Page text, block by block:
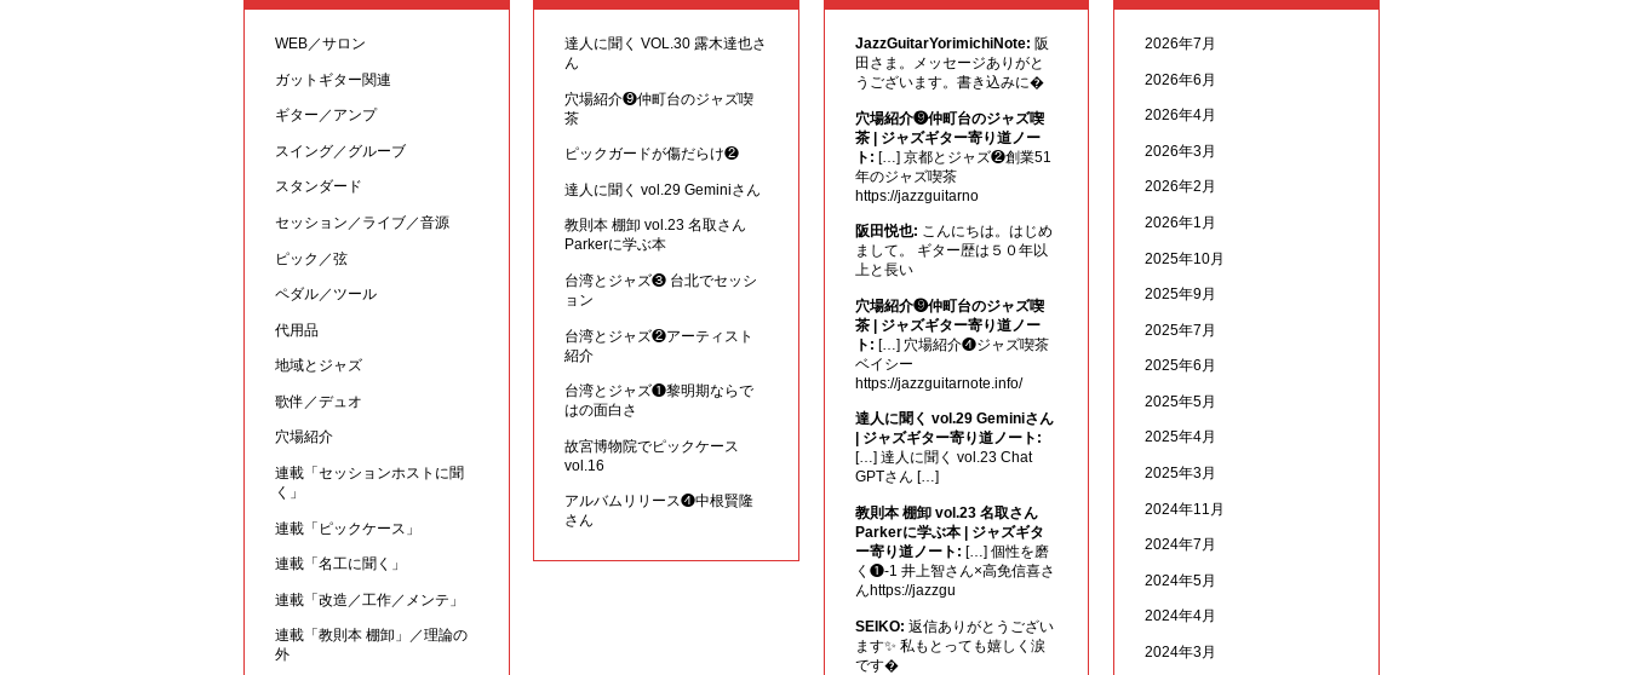
WEB／サロン
ガットギター関連
ギター／アンプ
スイング／グルーブ
スタンダード
セッション／ライブ／音源
ピック／弦
ペダル／ツール
代用品
地域とジャズ
歌伴／デュオ
穴場紹介
連載「セッションホストに聞
く」
連載「ピックケース」
連載「名工に聞く」
連載「改造／工作／メンテ」
連載「教則本 棚卸」／理論の
外
達人に聞く VOL.30 露木達也さ
ん
穴場紹介❾仲町台のジャズ喫
茶
ピックガードが傷だらけ❷
達人に聞く vol.29 Geminiさん
教則本 棚卸 vol.23 名取さん
Parkerに学ぶ本
台湾とジャズ❸ 台北でセッシ
ョン
台湾とジャズ❷アーティスト
紹介
台湾とジャズ❶黎明期ならで
はの面白さ
故宮博物院でピックケース
vol.16
アルバムリリース❹中根賢隆
さん
JazzGuitarYorimichiNote: 阪
田さま。メッセージありがと
うございます。書き込みに�
穴場紹介❾仲町台のジャズ喫
茶 | ジャズギター寄り道ノー
ト: […] 京都とジャズ❷創業51
年のジャズ喫茶
https://jazzguitarno
阪田悦也: こんにちは。はじめ
まして。 ギター歴は５０年以
上と長い
穴場紹介❾仲町台のジャズ喫
茶 | ジャズギター寄り道ノー
ト: […] 穴場紹介❹ジャズ喫茶
ベイシー
https://jazzguitarnote.info/
達人に聞く vol.29 Geminiさん
| ジャズギター寄り道ノート:
[…] 達人に聞く vol.23 Chat
GPTさん […]
教則本 棚卸 vol.23 名取さん
Parkerに学ぶ本 | ジャズギタ
ー寄り道ノート: […] 個性を磨
く❶-1 井上智さん×高免信喜さ
んhttps://jazzgu
SEIKO: 返信ありがとうござい
ます✨ 私もとっても嬉しく涙
です�
2026年7月
2026年6月
2026年4月
2026年3月
2026年2月
2026年1月
2025年10月
2025年9月
2025年7月
2025年6月
2025年5月
2025年4月
2025年3月
2024年11月
2024年7月
2024年5月
2024年4月
2024年3月